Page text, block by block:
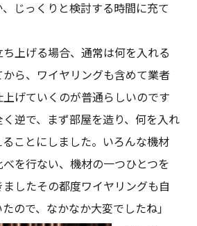
じっくりと検討する時間に充て
ち上げる場合、通常は何を入れる
ら、ワイヤリングも含めて業者
げていくのが普通らしいのです
逆で、まず部屋を造り、何を入れ
ことにしました。いろんな機材
を行ない、機材の一つひとつを
したその都度ワイヤリングも自
ので、なかなか大変でしたね」